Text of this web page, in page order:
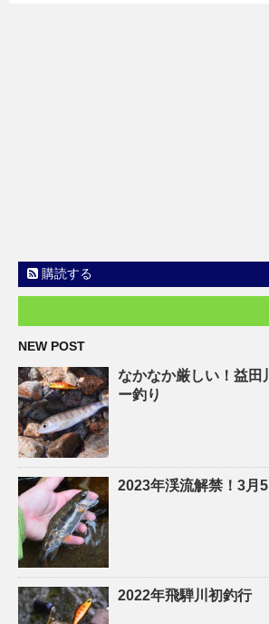
購読する
NEW POST
なかなか厳しい！益田
ー釣り
2023年渓流解禁！3月
2022年飛騨川初釣行